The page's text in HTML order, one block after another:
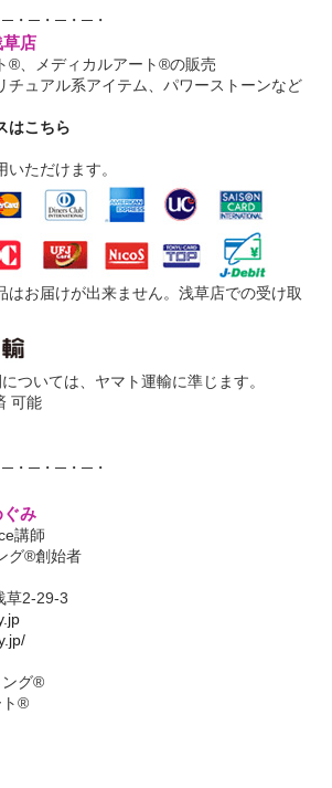
・─・─・─・
店
®、メディカルアート®の販売
チュアル系アイテム、パワーストーンなど
はこちら
ただけます。
お届けが出来ません。浅草店での受け取
ついては、ヤマト運輸に準じます。
可能
・─・─・─・
み
講師
グ®創始者
草2-29-3
ング®︎
ト®︎